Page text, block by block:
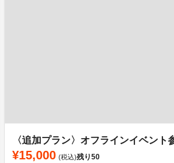
〈追加プラン〉オフラインイベント
¥15,000 (税込)残り50